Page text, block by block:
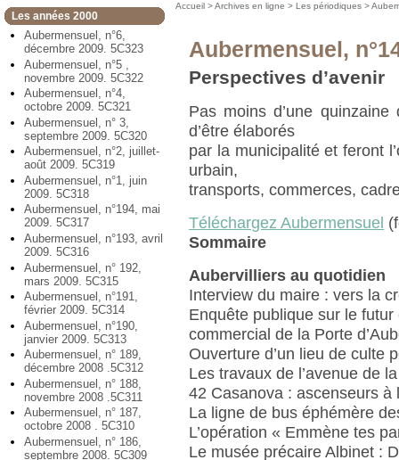
Les années 2000
Aubermensuel, n°6,
décembre 2009. 5C323
Aubermensuel, n°5 ,
novembre 2009. 5C322
Aubermensuel, n°4,
octobre 2009. 5C321
Aubermensuel, n° 3,
septembre 2009. 5C320
Aubermensuel, n°2, juillet-
août 2009. 5C319
Aubermensuel, n°1, juin
2009. 5C318
Aubermensuel, n°194, mai
2009. 5C317
Aubermensuel, n°193, avril
2009. 5C316
Aubermensuel, n° 192,
mars 2009. 5C315
Aubermensuel, n°191,
février 2009. 5C314
Aubermensuel, n°190,
janvier 2009. 5C313
Aubermensuel, n° 189,
décembre 2008 .5C312
Aubermensuel, n° 188,
novembre 2008 .5C311
Aubermensuel, n° 187,
octobre 2008 . 5C310
Aubermensuel, n° 186,
septembre 2008. 5C309
Accueil >Archives en ligne >Les périodiques >
Aubermensuel,
Perspectives d’avenir
Pas moins d’une
d’être élaborés
par la municipalité et feront
urbain,
transports, commerces,
Téléchargez Aubermensuel
Sommaire
Aubervilliers au quotidien
Interview du maire : vers la
Enquête publique sur le futur
commercial de la Porte
Ouverture d’un lieu de culte
Les travaux de l’avenue de
42 Casanova : ascenseurs à
La ligne de bus éphémère
L’opération « Emmène tes
Le musée précaire Albinet :